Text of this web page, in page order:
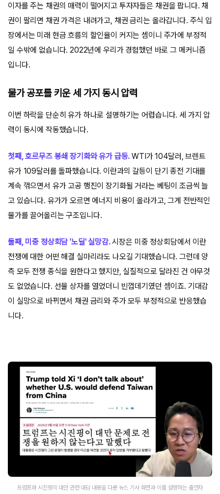
이자를 주는 채권의 매력이 떨어지고 투자자들은 채권을 팝니다. 채
권이 팔리면 채권 가격은 내려가고, 채권 금리는 올라갑니다. 주식 입
장에서는 미래 현금 흐름의 할인율이 커지는 셈이니 주가에 부정적
일 수밖에 없습니다. 2022년에 우리가 경험했던 바로 그 메커니즘
입니다.
물가 공포를 키운 세 가지 동시 압력
이번 하락을 단순히 유가 하나로 설명하기는 어렵습니다. 세 가지 압
력이 동시에 작동했습니다.
첫째, 호르무즈 봉쇄 장기화와 유가 급등. WTI가 104달러, 브렌트
유가 109달러를 돌파했습니다. 이란과의 갈등이 단기 종전 기대를
계속 꺾으면서 유가 고공 행진이 장기화될 거라는 베팅이 조금씩 늘
고 있습니다. 유가가 오르면 에너지 비용이 올라가고, 그게 전반적인
물가를 끌어올리는 구조입니다.
둘째, 미중 정상회담 '노딜' 실망감.시장은 미중 정상회담에서 이란
전쟁에 대한 어떤 해결 실마리라도 나오길 기대했습니다. 그런데 양
측 모두 전쟁 종식을 원한다고 했지만, 실질적으로 달라진 건 아무것
도 없었습니다. 선물 상자를 열었더니 빈껍데기였던 셈이죠. 기대감
이 실망으로 바뀌면서 채권 금리와 주가 모두 부정적으로 반응했습
니다.
트럼프와 시진핑의 대만 관련 대담 내용을 다룬 뉴스 기사 화면과 이를 설명하는 출연자